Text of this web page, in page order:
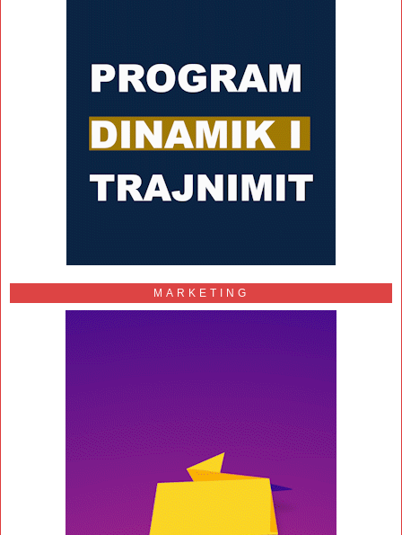
MARKETING